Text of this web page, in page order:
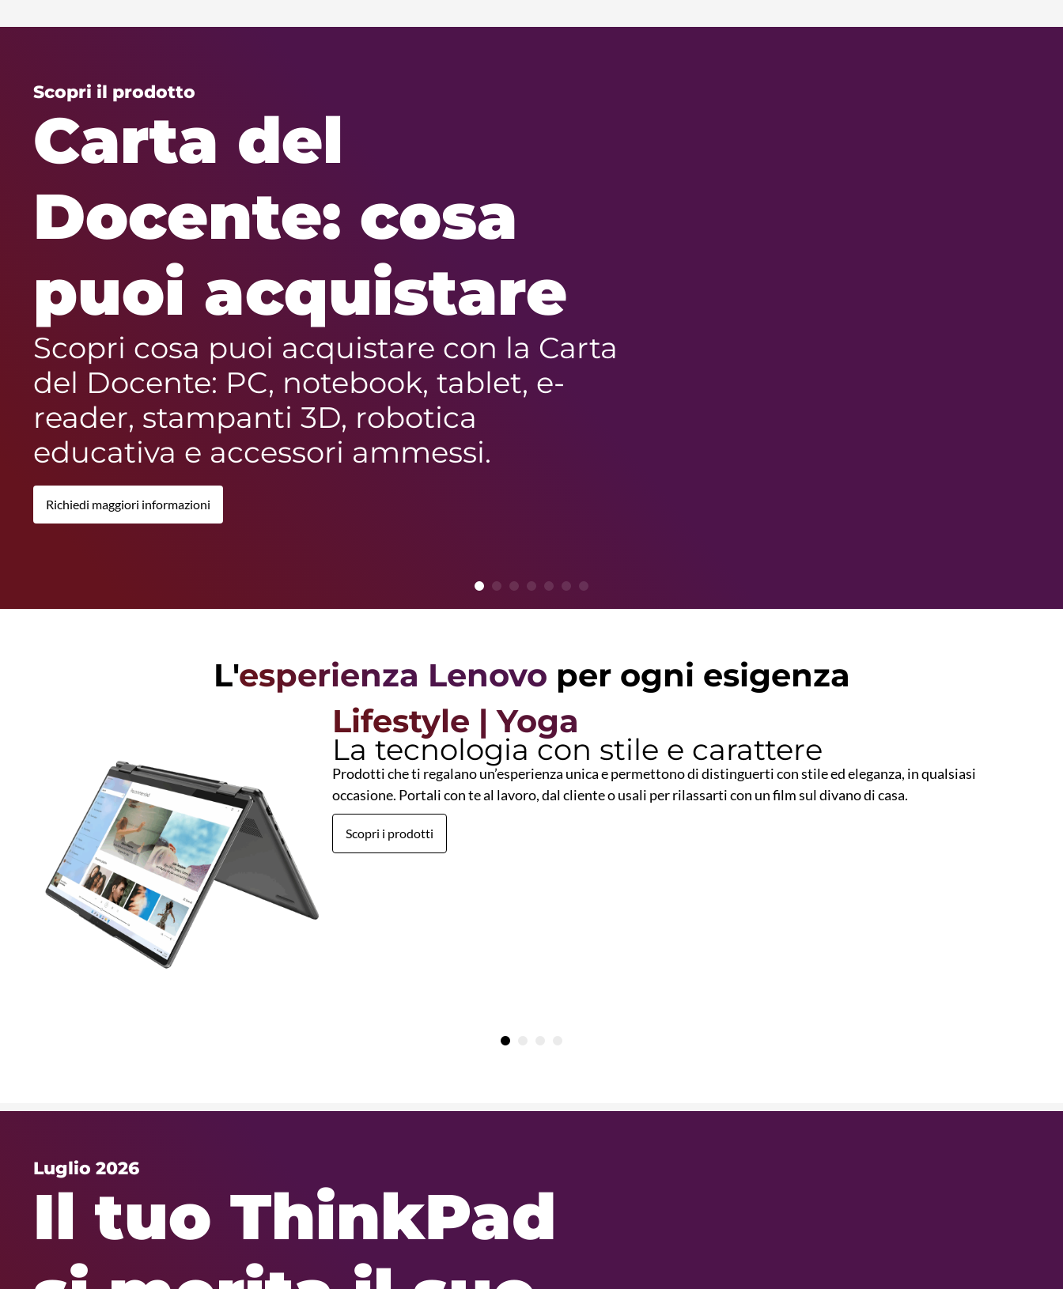
Scopri il prodotto
Carta del
Docente: cosa
puoi acquistare
Scopri cosa puoi acquistare con la Carta
del Docente: PC, notebook, tablet, e-
reader, stampanti 3D, robotica
educativa e accessori ammessi.
Richiedi maggiori informazioni
3 4 5 6 7
L'esperienza Lenovo per ogni esigenza
Lifestyle | Yoga
La tecnologia con stile e carattere
Prodotti che ti regalano un’esperienza unica e permettono di distinguerti con stile ed eleganza, in qualsiasi
occasione. Portali con te al lavoro, dal cliente o usali per rilassarti con un film sul divano di casa.
Scopri i prodotti
3
Luglio 2026
Il tuo ThinkPad